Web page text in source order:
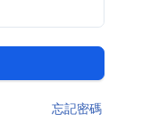
忘記密碼